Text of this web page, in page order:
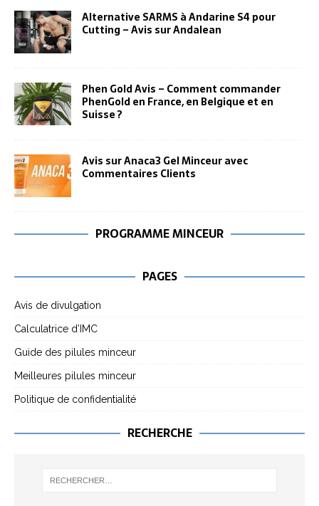
Alternative SARMS à Andarine S4 pour
Cutting – Avis sur Andalean
Phen Gold Avis – Comment commander
PhenGold en France, en Belgique et en
Suisse ?
Avis sur Anaca3 Gel Minceur avec
Commentaires Clients
PROGRAMME MINCEUR
PAGES
Avis de divulgation
Calculatrice d’IMC
Guide des pilules minceur
Meilleures pilules minceur
Politique de confidentialité
RECHERCHE